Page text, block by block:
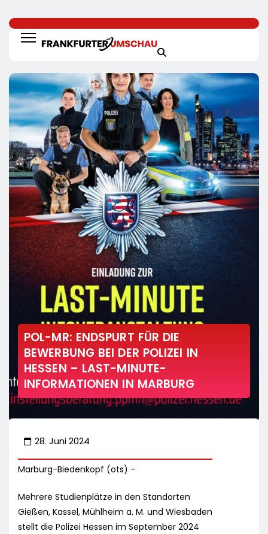
POL-MR: ENDSPURT FÜR DIE
BEWERBUNG BEI DER POLIZEI IN
HESSEN – LAST-MINUTE-
INFORMATIONEN IN MARBURG
28. Juni 2024
Marburg-Biedenkopf (ots) –
Mehrere Studienplätze in den Standorten
Gießen, Kassel, Mühlheim a. M. und Wiesbaden
stellt die Polizei Hessen im September 2024